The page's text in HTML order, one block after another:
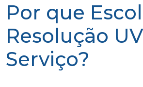
Por que
Resolução
Serviço?